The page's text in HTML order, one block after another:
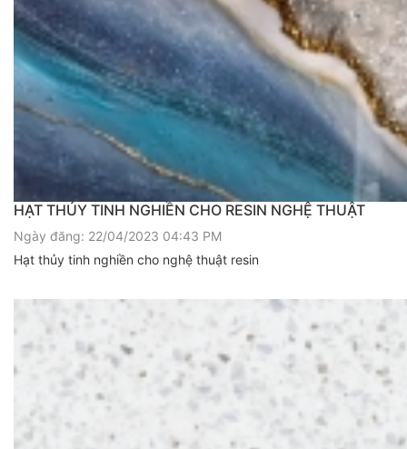
HẠT THỦY TINH NGHIỀN CHO RESIN NGHỆ THUẬT
Ngày đăng: 22/04/2023 04:43 PM
Hạt thủy tinh nghiền cho nghệ thuật resin